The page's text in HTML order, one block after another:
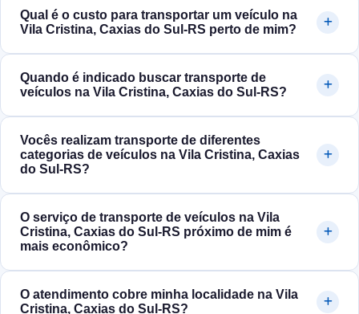
Qual é o custo para transportar um veículo na
Vila Cristina, Caxias do Sul‑RS perto de mim?
Quando é indicado buscar transporte de
veículos na Vila Cristina, Caxias do Sul‑RS?
Vocês realizam transporte de diferentes
categorias de veículos na Vila Cristina, Caxias
do Sul‑RS?
O serviço de transporte de veículos na Vila
Cristina, Caxias do Sul‑RS próximo de mim é
mais econômico?
O atendimento cobre minha localidade na Vila
Cristina, Caxias do Sul‑RS?